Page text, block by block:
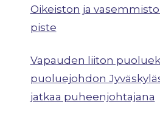
Oikeiston ja
piste
Vapauden liiton
puoluejohdon
jatkaa puheenjohtajana